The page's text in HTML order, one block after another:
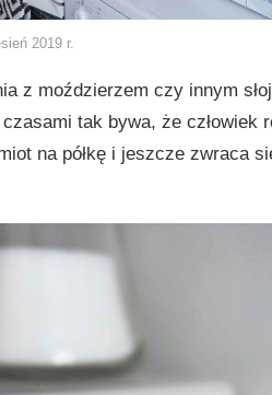
2019 r.
z moździerzem czy innym
tak bywa, że człowiek
na półkę i jeszcze zwraca